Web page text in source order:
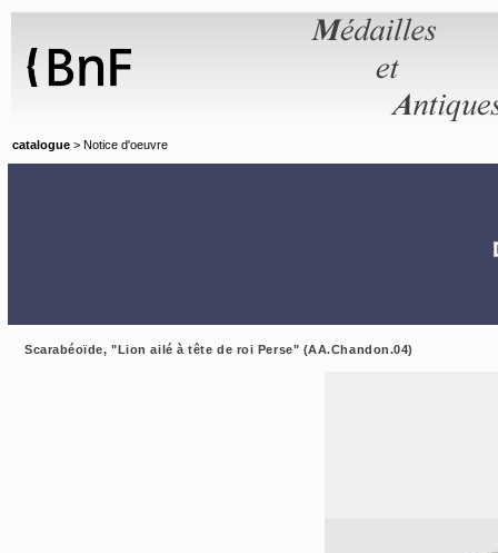
catalogue > Notice d'oeuvre
Scarabéoïde, "Lion ailé à tête de roi Perse" (AA.Chandon.04)